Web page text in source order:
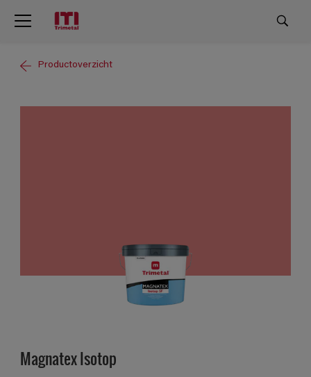
Productoverzicht
Magnatex Isotop